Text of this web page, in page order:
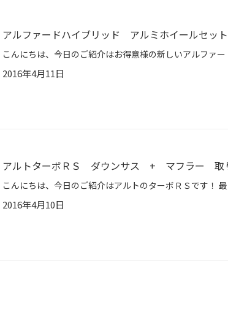
アルファードハイブリッド アルミホイールセ
2016年4月11日
アルトターボＲＳ ダウンサス + マフラー 取
2016年4月10日